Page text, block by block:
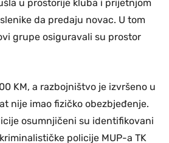
u prostorije kluba i prijetnjom
da predaju novac. U tom
grupe osiguravali su prostor
KM, a razbojništvo je izvršeno u
nije imao fizičko obezbjeđenje.
osumnjičeni su identifikovani
policije MUP-a TK